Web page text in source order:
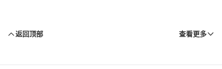
返回顶部 查看更多